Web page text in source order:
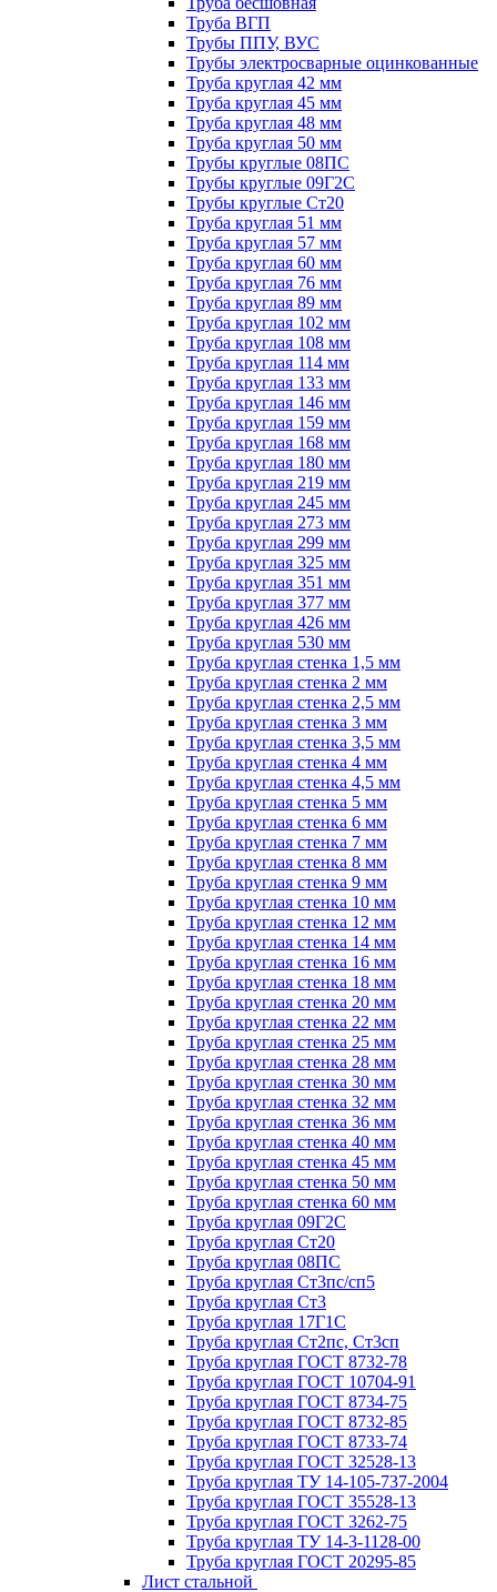
Труба ВГП
Трубы ППУ, ВУС
Трубы электросварные оцинкованные
Труба круглая 42 мм
Труба круглая 45 мм
Труба круглая 48 мм
Труба круглая 50 мм
Трубы круглые 08ПС
Трубы круглые 09Г2С
Трубы круглые Ст20
Труба круглая 51 мм
Труба круглая 57 мм
Труба круглая 60 мм
Труба круглая 76 мм
Труба круглая 89 мм
Труба круглая 102 мм
Труба круглая 108 мм
Труба круглая 114 мм
Труба круглая 133 мм
Труба круглая 146 мм
Труба круглая 159 мм
Труба круглая 168 мм
Труба круглая 180 мм
Труба круглая 219 мм
Труба круглая 245 мм
Труба круглая 273 мм
Труба круглая 299 мм
Труба круглая 325 мм
Труба круглая 351 мм
Труба круглая 377 мм
Труба круглая 426 мм
Труба круглая 530 мм
Труба круглая стенка 1,5 мм
Труба круглая стенка 2 мм
Труба круглая стенка 2,5 мм
Труба круглая стенка 3 мм
Труба круглая стенка 3,5 мм
Труба круглая стенка 4 мм
Труба круглая стенка 4,5 мм
Труба круглая стенка 5 мм
Труба круглая стенка 6 мм
Труба круглая стенка 7 мм
Труба круглая стенка 8 мм
Труба круглая стенка 9 мм
Труба круглая стенка 10 мм
Труба круглая стенка 12 мм
Труба круглая стенка 14 мм
Труба круглая стенка 16 мм
Труба круглая стенка 18 мм
Труба круглая стенка 20 мм
Труба круглая стенка 22 мм
Труба круглая стенка 25 мм
Труба круглая стенка 28 мм
Труба круглая стенка 30 мм
Труба круглая стенка 32 мм
Труба круглая стенка 36 мм
Труба круглая стенка 40 мм
Труба круглая стенка 45 мм
Труба круглая стенка 50 мм
Труба круглая стенка 60 мм
Труба круглая 09Г2С
Труба круглая Ст20
Труба круглая 08ПС
Труба круглая Ст3пс/сп5
Труба круглая Ст3
Труба круглая 17Г1С
Труба круглая Ст2пс, Ст3сп
Труба круглая ГОСТ 8732-78
Труба круглая ГОСТ 10704-91
Труба круглая ГОСТ 8734-75
Труба круглая ГОСТ 8732-85
Труба круглая ГОСТ 8733-74
Труба круглая ГОСТ 32528-13
Труба круглая ТУ 14-105-737-2004
Труба круглая ГОСТ 35528-13
Труба круглая ГОСТ 3262-75
Труба круглая ТУ 14-3-1128-00
Труба круглая ГОСТ 20295-85
Лист стальной